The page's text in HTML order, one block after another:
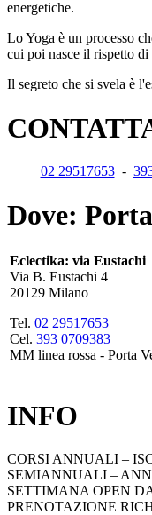
energetiche.
Lo Yoga è un processo
cui poi nasce il rispetto
Il segreto che si svela è
02 29517653-
Dove:
Eclectika: via Eustachi
Via B. Eustachi 4
20129 Milano
Tel. 02 29517653
Cel. 393 0709383
MM linea rossa - Porta
INFO
CORSI ANNUALI –
SEMIANNUALI –
SETTIMANA OPEN
PRENOTAZIONE